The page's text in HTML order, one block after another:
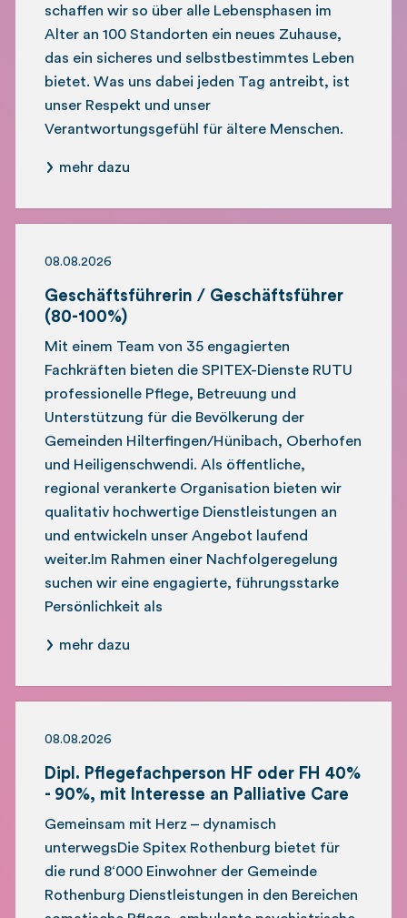
schaffen wir so über alle Lebensphasen im
Alter an 100 Standorten ein neues Zuhause,
das ein sicheres und selbstbestimmtes Leben
bietet. Was uns dabei jeden Tag antreibt, ist
unser Respekt und unser
Verantwortungsgefühl für ältere Menschen.
mehr dazu
08.08.2026
Geschäftsführerin / Geschäftsführer
(80-100%)
Mit einem Team von 35 engagierten
Fachkräften bieten die SPITEX-Dienste RUTU
professionelle Pflege, Betreuung und
Unterstützung für die Bevölkerung der
Gemeinden Hilterfingen/Hünibach, Oberhofen
und Heiligenschwendi. Als öffentliche,
regional verankerte Organisation bieten wir
qualitativ hochwertige Dienstleistungen an
und entwickeln unser Angebot laufend
weiter.Im Rahmen einer Nachfolgeregelung
suchen wir eine engagierte, führungsstarke
Persönlichkeit als
mehr dazu
08.08.2026
Dipl. Pflegefachperson HF oder FH 40%
- 90%, mit Interesse an Palliative Care
Gemeinsam mit Herz – dynamisch
unterwegsDie Spitex Rothenburg bietet für
die rund 8‘000 Einwohner der Gemeinde
Rothenburg Dienstleistungen in den Bereichen